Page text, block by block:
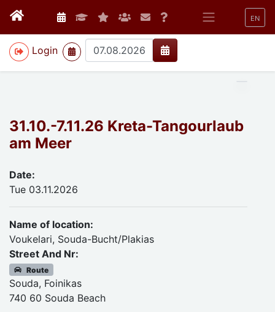
EN
Login
>
31.10.-7.11.26 Kreta-Tangourlaub
am Meer
Date:
Tue 03.11.2026
Name of location:
Voukelari, Souda-Bucht/Plakias
Street And Nr:
Route
Souda, Foinikas
740 60 Souda Beach